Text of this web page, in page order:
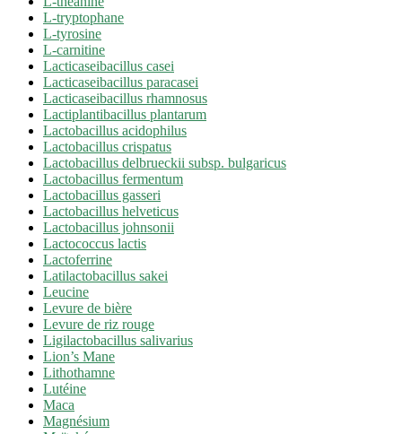
L-tryptophane
L-tyrosine
L-carnitine
Lacticaseibacillus casei
Lacticaseibacillus paracasei
Lacticaseibacillus rhamnosus
Lactiplantibacillus plantarum
Lactobacillus acidophilus
Lactobacillus crispatus
Lactobacillus delbrueckii subsp. bulgaricus
Lactobacillus fermentum
Lactobacillus gasseri
Lactobacillus helveticus
Lactobacillus johnsonii
Lactococcus lactis
Lactoferrine
Latilactobacillus sakei
Leucine
Levure de bière
Levure de riz rouge
Ligilactobacillus salivarius
Lion’s Mane
Lithothamne
Lutéine
Maca
Magnésium